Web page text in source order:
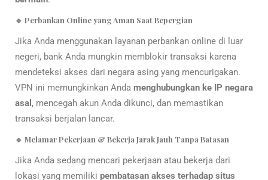
🔹 Perbankan Online yang Aman Saat Bepergian
Jika Anda menggunakan layanan perbankan online di luar
negeri, bank Anda mungkin memblokir transaksi karena
mendeteksi akses dari negara asing yang mencurigakan.
VPN ini memungkinkan Anda menghubungkan ke IP negara
asal , mencegah akun Anda dikunci, dan memastikan
transaksi berjalan lancar.
🔹 Melamar Pekerjaan & Bekerja Jarak Jauh Tanpa Batasan
Jika Anda sedang mencari pekerjaan atau bekerja dari
lokasi yang memiliki pembatasan akses terhadap situs